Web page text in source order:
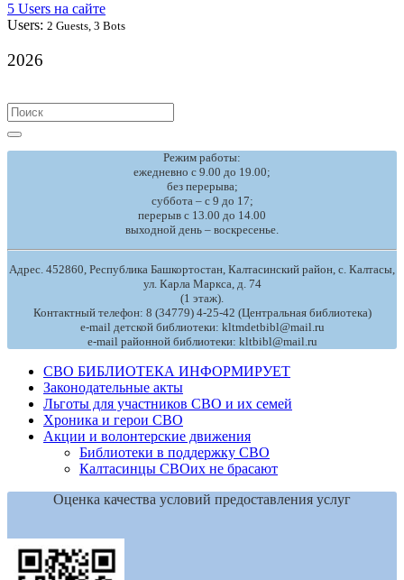
5 Users на сайте
Users: 2 Guests, 3 Bots
2026
Search
for:
Режим работы:
ежедневно с 9.00 до 19.00;
без перерыва;
суббота – с 9 до 17;
перерыв с 13.00 до 14.00
выходной день – воскресенье.
Адрес. 452860, Республика Башкортостан, Калтасинский район, с. Калтасы,
ул. Карла Маркса, д. 74
(1 этаж).
Контактный телефон: 8 (34779) 4-25-42 (Центральная библиотека)
e-mail детской библиотеки: kltmdetbibl@mail.ru
e-mail районной библиотеки: kltbibl@mail.ru
СВО БИБЛИОТЕКА ИНФОРМИРУЕТ
Законодательные акты
Льготы для участников СВО и их семей
Хроника и герои СВО
Акции и волонтерские движения
Библиотеки в поддержку СВО
Калтасинцы СВОих не брасают
Оценка качества условий предоставления услуг